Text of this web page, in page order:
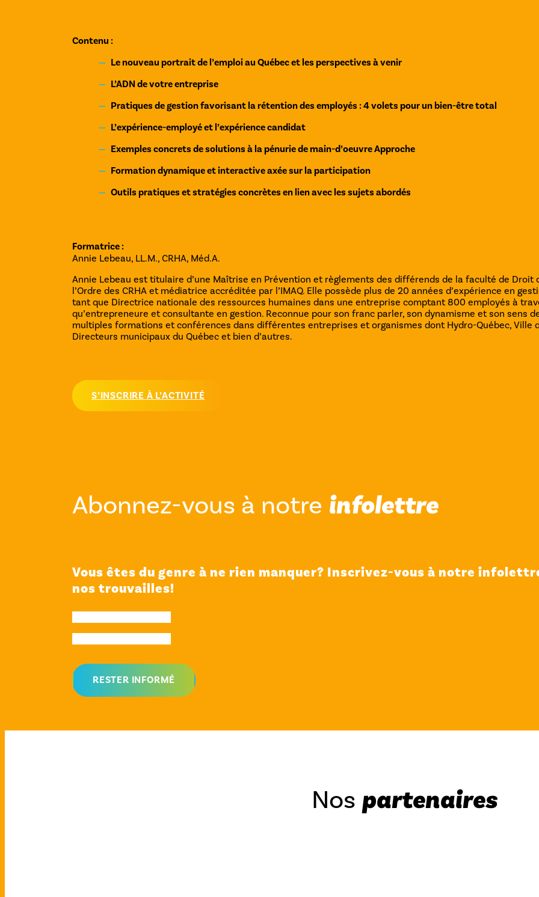
Contenu :
Le nouveau portrait de l’emploi au Québec et les perspectives à venir
L’ADN de votre entreprise
Pratiques de gestion favorisant la rétention des employés : 4 volets pour un bien-être total
L’expérience-employé et l’expérience candidat
Exemples concrets de solutions à la pénurie de main-d’oeuvre Approche
Formation dynamique et interactive axée sur la participation
Outils pratiques et stratégies concrètes en lien avec les sujets abordés
Formatrice :
Annie Lebeau, LL.M., CRHA, Méd.A.
Annie Lebeau est titulaire d’une Maîtrise en Prévention et règlements des différends de la faculté de Droit
l’Ordre des CRHA et médiatrice accréditée par l’IMAQ. Elle possède plus de 20 années d’expérience en
tant que Directrice nationale des ressources humaines dans une entreprise comptant 800 employés à
qu’entrepreneure et consultante en gestion. Reconnue pour son franc parler, son dynamisme et son sens
multiples formations et conférences dans différentes entreprises et organismes dont Hydro-Québec, Ville
Directeurs municipaux du Québec et bien d’autres.
S’INSCRIRE À L’ACTIVITÉ
Abonnez-vous à notre infolettre
Vous êtes du genre à ne rien manquer? Inscrivez-vous à notre
nos trouvailles!
Nos partenaires